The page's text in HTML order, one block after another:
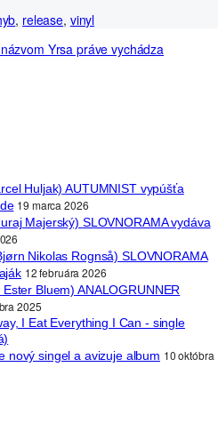
, release, vinyl
Yrsa práve vychádza
AUTUMNIST vypúšťa
19 marca 2026
SLOVNORAMA vydáva
SLOVNORAMA
12 februára 2026
ANALOGRUNNER
2025
nový singel a avizuje album 10 októbra